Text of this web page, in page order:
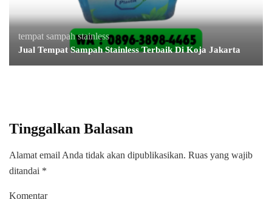
tempat sampah stainless
Jual Tempat Sampah Stainless Terbaik Di Koja Jakarta
Tinggalkan Balasan
Alamat email Anda tidak akan dipublikasikan. Ruas yang wajib
ditandai *
Komentar